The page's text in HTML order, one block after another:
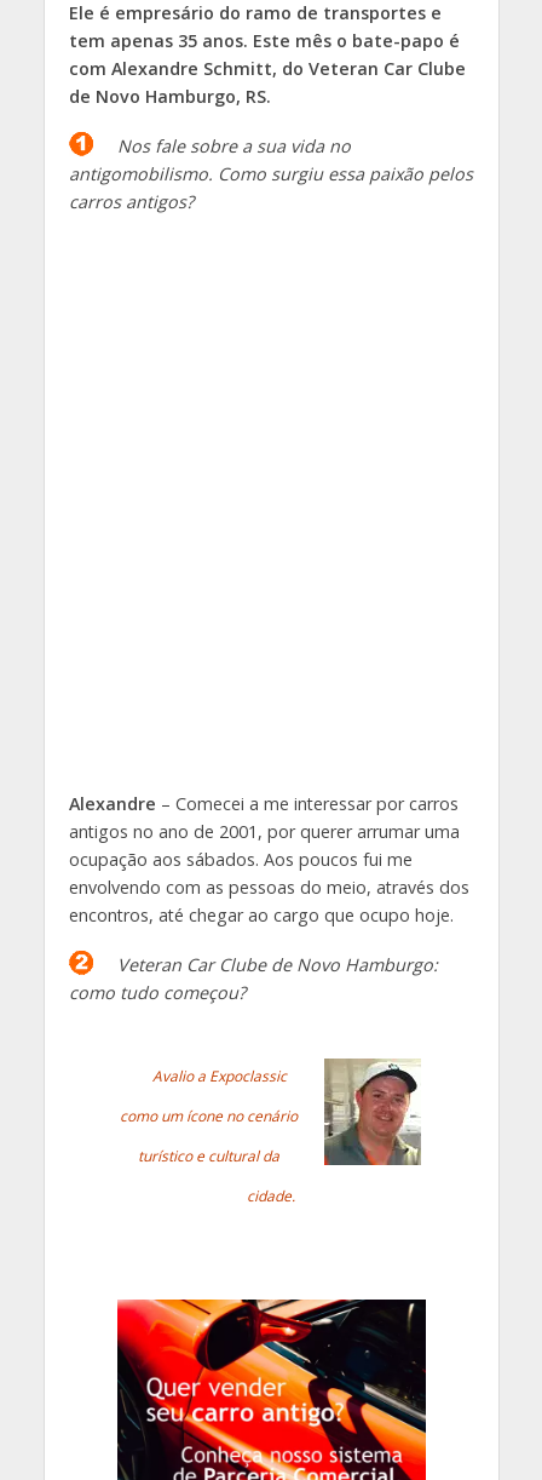
Ele é empresário do ramo de transportes e
tem apenas 35 anos. Este mês o bate-papo é
com Alexandre Schmitt, do Veteran Car Clube
de Novo Hamburgo, RS.
Nos fale sobre a sua vida no
antigomobilismo. Como surgiu essa paixão pelos
carros antigos?
Alexandre – Comecei a me interessar por carros
antigos no ano de 2001, por querer arrumar uma
ocupação aos sábados. Aos poucos fui me
envolvendo com as pessoas do meio, através dos
encontros, até chegar ao cargo que ocupo hoje.
Veteran Car Clube de Novo Hamburgo:
como tudo começou?
Avalio a Expoclassic
como um ícone no cenário
turístico e cultural da
cidade.